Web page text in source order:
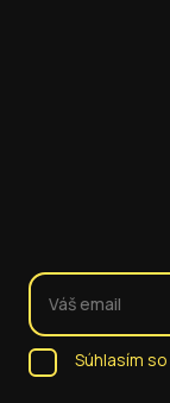
Súhlasím so